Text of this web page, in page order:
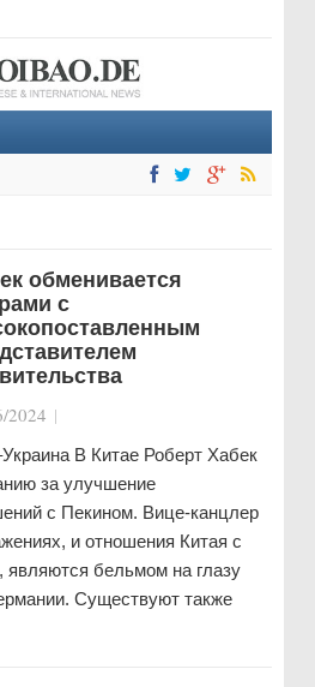
обменивается
с
2024 |
В Китае Роберт Хабек
за улучшение
с Пекином. Вице-канцлер
и отношения Китая с
являются бельмом на глазу
Существуют также